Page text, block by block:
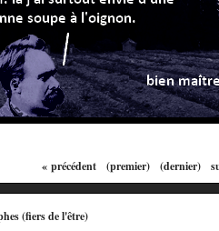
« précédent (premier) (dernier)